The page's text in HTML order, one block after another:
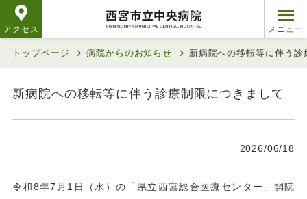
アクセス
トップページ 病院からのお知らせ 新病院への移転等に伴う
新病院への移転等に伴う診療制限につきまして
2026/06/18
令和8年7月1日（水）の「県立西宮総合医療センター」開院